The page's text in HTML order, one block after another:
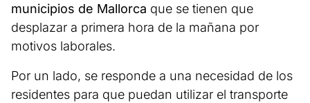
municipios de Mallorca que se tienen que
desplazar a primera hora de la mañana por
motivos laborales.
Por un lado, se responde a una necesidad de los
residentes para que puedan utilizar el transporte